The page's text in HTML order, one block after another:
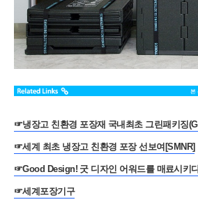
☞냉장고 친환경 포장재 국내최초 그린패키징
☞세계 최초 냉장고 친환경 포장 선보여[SMNR]
☞Good Design! 굿 디자인 어워드를 매료시키
☞세계포장기구